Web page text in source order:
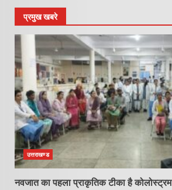
प्रमुख खबरे
उत्तराखण्ड
नवजात का पहला प्राकृतिक टीका है कोलोस्ट्रम